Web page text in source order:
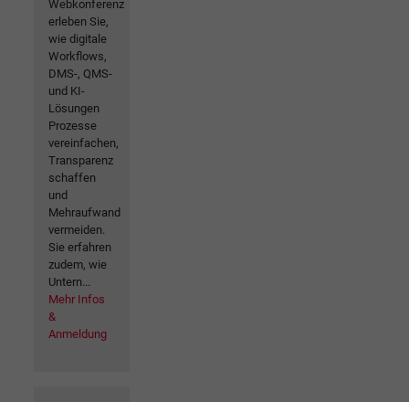
Webkonferenz
erleben Sie,
wie digitale
Workflows,
DMS-, QMS-
und KI-
Lösungen
Prozesse
vereinfachen,
Transparenz
schaffen
und
Mehraufwand
vermeiden.
Sie erfahren
zudem, wie
Untern...
Mehr Infos
&
Anmeldung